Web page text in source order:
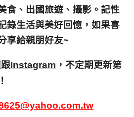
食、出國旅遊、攝影。 記性
錄生活與美好回憶， 如果喜
享給親朋好友~
跟Instagram ，不定期更新第